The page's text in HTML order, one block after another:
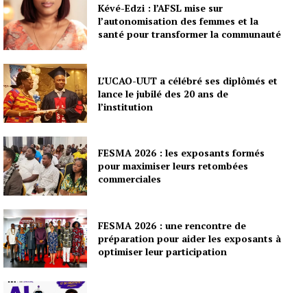
Kévé-Edzi : l’AFSL mise sur
l’autonomisation des femmes et la
santé pour transformer la communauté
L’UCAO-UUT a célébré ses diplômés et
lance le jubilé des 20 ans de
l’institution
FESMA 2026 : les exposants formés
pour maximiser leurs retombées
commerciales
FESMA 2026 : une rencontre de
préparation pour aider les exposants à
optimiser leur participation